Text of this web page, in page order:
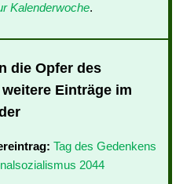
Kalenderwoche.
die Opfer des
Einträge im
Tag des Gedenkens
2044